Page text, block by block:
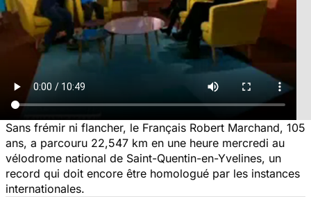
Sans frémir ni flancher, le Français Robert Marchand, 105
ans, a parcouru 22,547 km en une heure mercredi au
vélodrome national de Saint-Quentin-en-Yvelines, un
record qui doit encore être homologué par les instances
internationales.